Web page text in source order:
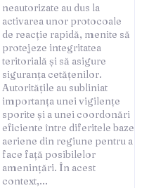
context,...